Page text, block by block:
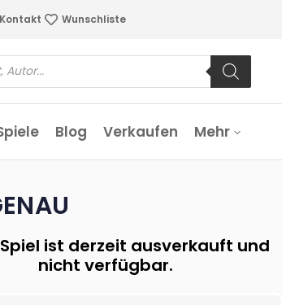
Kontakt Wunschliste
Blog Verkaufen Mehr
ist derzeit ausverkauft und
nicht verfügbar.